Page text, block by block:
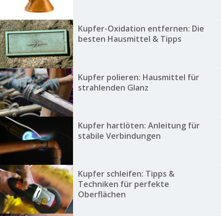
Kupfer-Oxidation entfernen: Die
besten Hausmittel & Tipps
Kupfer polieren: Hausmittel für
strahlenden Glanz
Kupfer hartlöten: Anleitung für
stabile Verbindungen
Kupfer schleifen: Tipps &
Techniken für perfekte
Oberflächen